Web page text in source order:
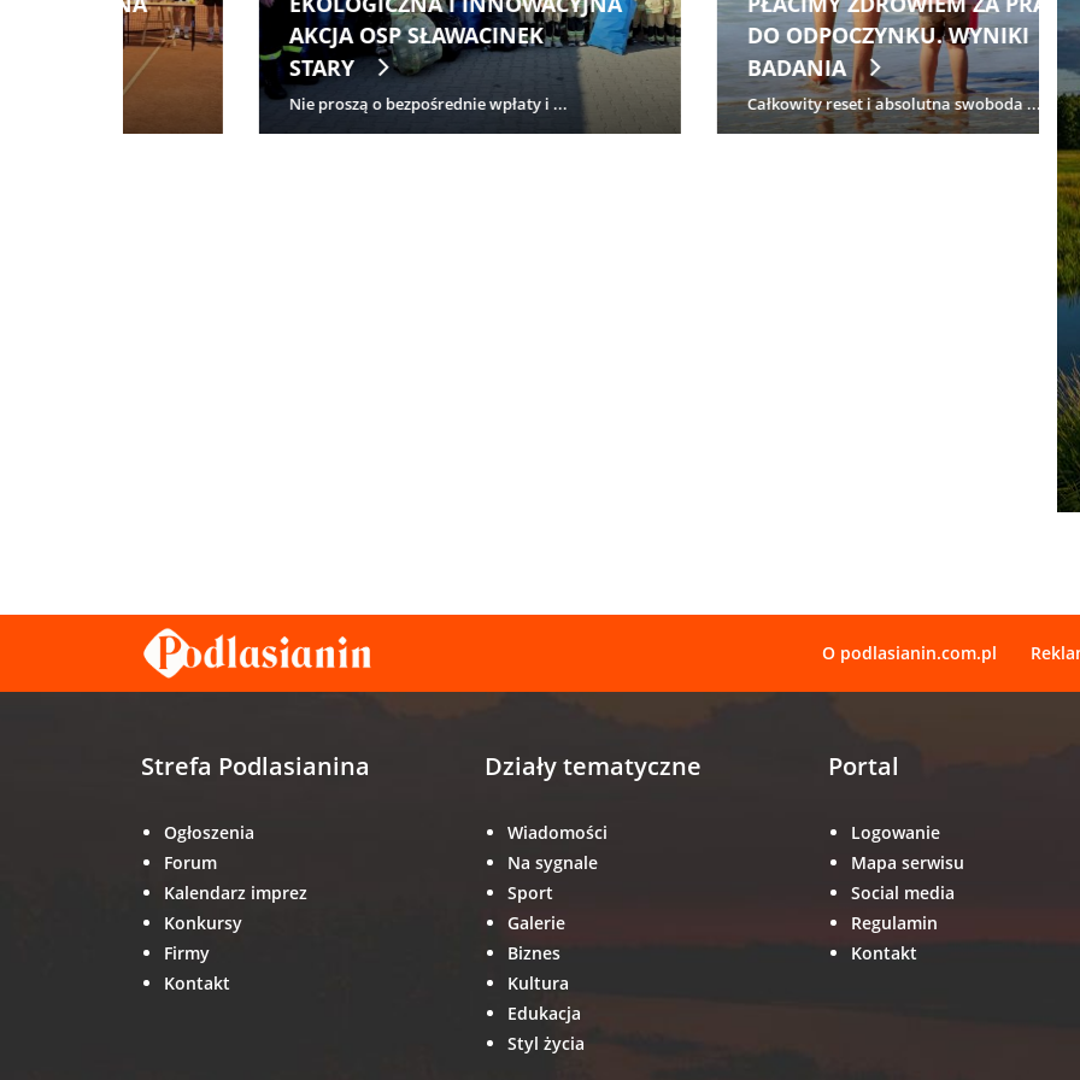
DO ODPOCZYNKU. WYNIKI
BADANIA
Całkowity reset i absolutna swoboda ...
SIERPNIA POWRÓT DRUŻYNY
SPRZED 40 LAT!
Nie udał się niedzielny (2 sierpnia) w...
O podlasianin.com.pl
Strefa Podlasianina
Ogłoszenia
Forum
Kalendarz imprez
Konkursy
Firmy
Kontakt
Działy tematyczne
Wiadomości
Na sygnale
Sport
Galerie
Biznes
Kultura
Edukacja
Styl życia
Portal
Logowanie
Mapa serwisu
Social media
Regulamin
Kontakt